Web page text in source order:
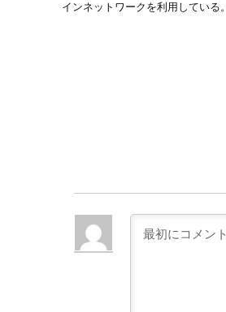
インネットワークを利用している。